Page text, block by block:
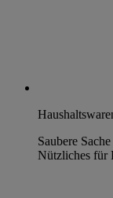
Saubere
Nützliches für